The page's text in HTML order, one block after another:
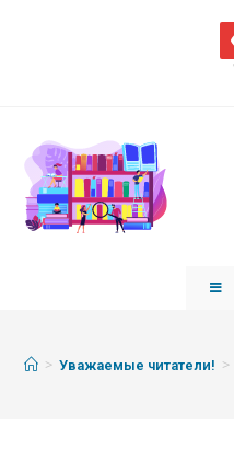
> Уважаемые читатели! >